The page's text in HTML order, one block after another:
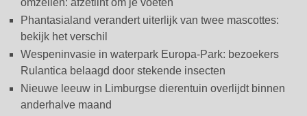
omzeilen: afzetlint om je voeten
Phantasialand verandert uiterlijk van twee mascottes:
bekijk het verschil
Wespeninvasie in waterpark Europa-Park: bezoekers
Rulantica belaagd door stekende insecten
Nieuwe leeuw in Limburgse dierentuin overlijdt binnen
anderhalve maand